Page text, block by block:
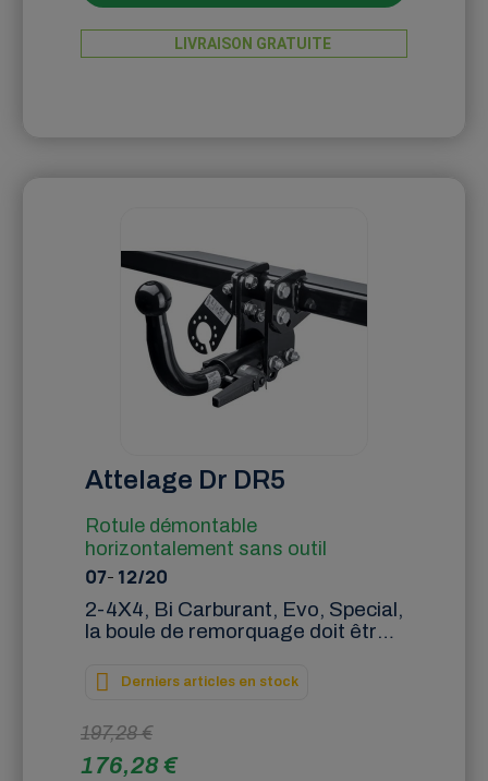
LIVRAISON GRATUITE
Attelage Dr DR5
Rotule démontable
horizontalement sans outil
07- 12/20
2-4X4, Bi Carburant, Evo, Special,
la boule de remorquage doit être
Derniers articles en stock
197,28 €
176,28 €